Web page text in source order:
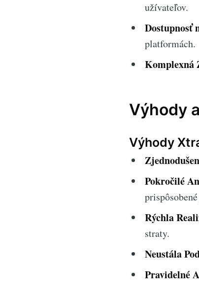
užívateľov.
Dostupnosť
platformách.
Komplexná
Výhody
Výhody
Pokročilé
Rýchla
straty.
Neustála
Pravidelné